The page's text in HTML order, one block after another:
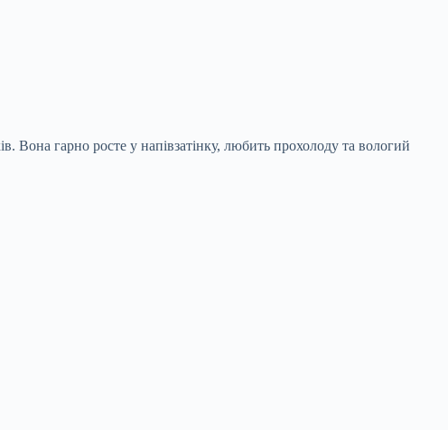
Вона гарно росте у напівзатінку, любить прохолоду та вологий